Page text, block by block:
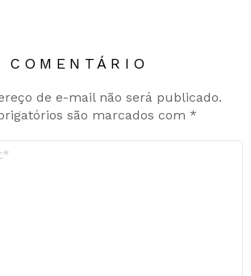
de e-mail não será publicado.
são marcados com *